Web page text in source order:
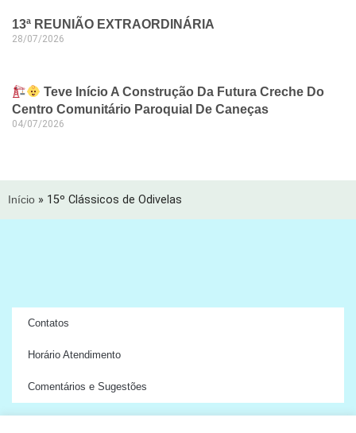
13ª REUNIÃO EXTRAORDINÁRIA
28/07/2026
Teve Início A Construção Da Futura Creche Do
Centro Comunitário Paroquial De Caneças
04/07/2026
Início » 15º Clássicos de Odivelas
Contatos
Horário Atendimento
Comentários e Sugestões